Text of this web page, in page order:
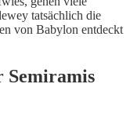
tatsächlich die
von Babylon entdeckt
Semiramis